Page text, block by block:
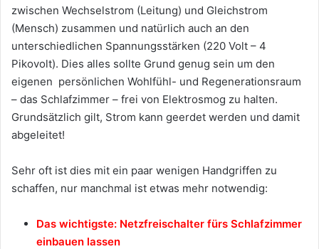
zwischen Wechselstrom (Leitung) und Gleichstrom
(Mensch) zusammen und natürlich auch an den
unterschiedlichen Spannungsstärken (220 Volt – 4
Pikovolt). Dies alles sollte Grund genug sein um den
eigenen persönlichen Wohlfühl- und Regenerationsraum
– das Schlafzimmer – frei von Elektrosmog zu halten.
Grundsätzlich gilt, Strom kann geerdet werden und damit
abgeleitet!
Sehr oft ist dies mit ein paar wenigen Handgriffen zu
schaffen, nur manchmal ist etwas mehr notwendig:
Das wichtigste: Netzfreischalter fürs Schlafzimmer
einbauen lassen